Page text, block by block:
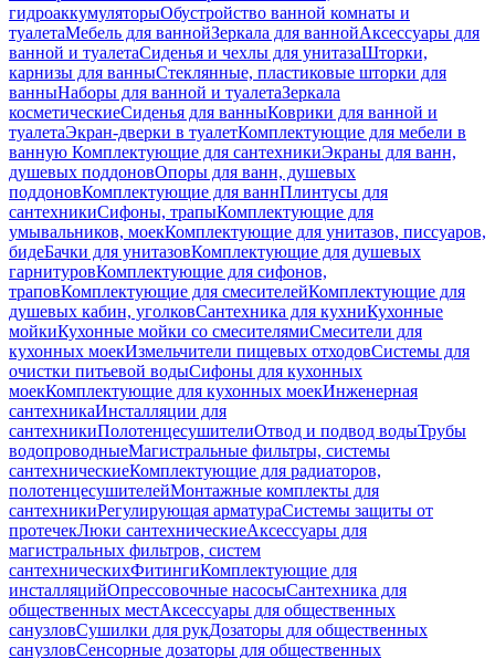
гидроаккумуляторыОбустройство ванной комнаты и
туалетаМебель для ваннойЗеркала для ваннойАксессуары для
ванной и туалетаСиденья и чехлы для унитазаШторки,
карнизы для ванныСтеклянные, пластиковые шторки для
ванныНаборы для ванной и туалетаЗеркала
косметическиеСиденья для ванныКоврики для ванной и
туалетаЭкран-дверки в туалетКомплектующие для мебели в
ванную Комплектующие для сантехникиЭкраны для ванн,
душевых поддоновОпоры для ванн, душевых
поддоновКомплектующие для ваннПлинтусы для
сантехникиСифоны, трапыКомплектующие для
умывальников, моекКомплектующие для унитазов, писсуаров,
бидеБачки для унитазовКомплектующие для душевых
гарнитуровКомплектующие для сифонов,
траповКомплектующие для смесителейКомплектующие для
душевых кабин, уголковСантехника для кухниКухонные
мойкиКухонные мойки со смесителямиСмесители для
кухонных моекИзмельчители пищевых отходовСистемы для
очистки питьевой водыСифоны для кухонных
моекКомплектующие для кухонных моекИнженерная
сантехникаИнсталляции для
сантехникиПолотенцесушителиОтвод и подвод водыТрубы
водопроводныеМагистральные фильтры, системы
сантехническиеКомплектующие для радиаторов,
полотенцесушителейМонтажные комплекты для
сантехникиРегулирующая арматураСистемы защиты от
протечекЛюки сантехническиеАксессуары для
магистральных фильтров, систем
сантехническихФитингиКомплектующие для
инсталляцийОпрессовочные насосыСантехника для
общественных местАксессуары для общественных
санузловСушилки для рукДозаторы для общественных
санузловСенсорные дозаторы для общественных